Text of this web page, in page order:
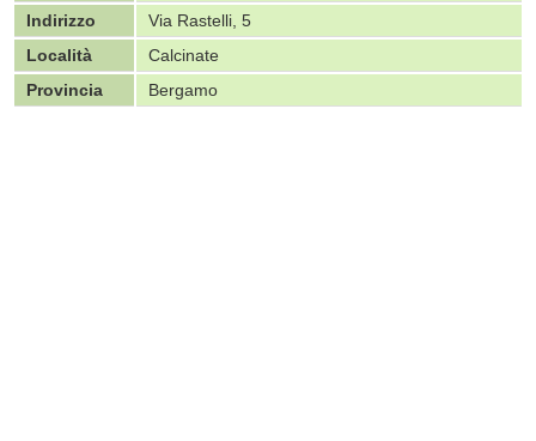
Indirizzo
Via Rastelli, 5
Località
Calcinate
Provincia
Bergamo